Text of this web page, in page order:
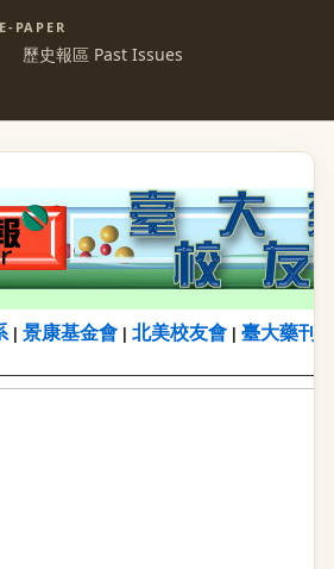
PAPER
歷史報區 Past Issues
| 景康基金會 北美校友會 臺大藥刊